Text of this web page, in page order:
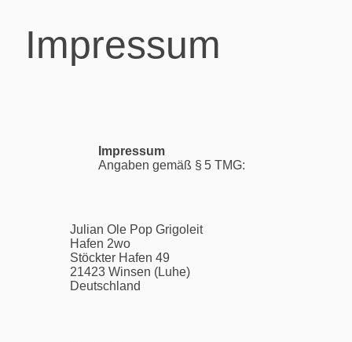
Impressum
Impressum
Angaben gemäß § 5 TMG:
Julian Ole Pop Grigoleit
Hafen 2wo
Stöckter Hafen 49
21423 Winsen (Luhe)
Deutschland